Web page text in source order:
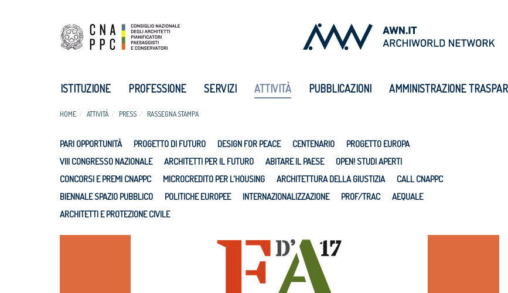
ISTITUZIONE PROFESSIONE SERVIZI ATTIVITÀ PUBBLICAZIONI AMMINISTRAZIONE
HOME ATTIVITÀ PRESS RASSEGNA STAMPA
PARI OPPORTUNITÀ PROGETTO DI FUTURO DESIGN FOR PEACE CENTENARIO
PROGETTO EUROPA
VIII CONGRESSO NAZIONALE
ARCHITETTI PER IL FUTURO ABITARE IL PAESE
OPEN! STUDI APERTI
CONCORSI E PREMI CNAPPC
MICROCREDITO PER L'HOUSING ARCHITETTURA DELLA GIUSTIZIA
CALL CNAPPC
BIENNALE SPAZIO PUBBLICO
POLITICHE EUROPEE INTERNAZIONALIZZAZIONE PROF/TRAC
AEQUALE
ARCHITETTI E PROTEZIONE CIVILE